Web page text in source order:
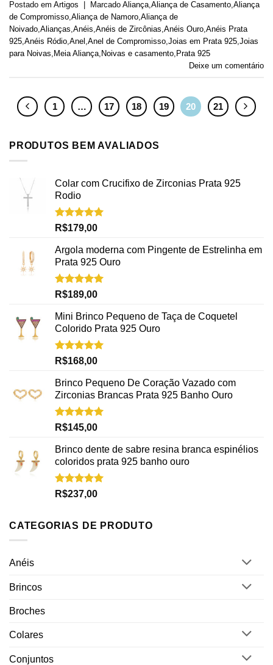
Postado em Artigos Marcado Aliança Aliança de Casamento Aliança
de Compromisso Aliança de Namoro Aliança de
Noivado Alianças Anéis Anéis de Zircônias Anéis Ouro Anéis Prata
925 Anéis Ródio Anel Anel de Compromisso Joias em Prata 925 Joias
para Noivas Meia Aliança Noivas e casamento Prata 925
Deixe um comentário
1 … 17 18 19 20 21
PRODUTOS BEM AVALIADOS
Colar com Crucifixo de Zirconias Prata 925
Rodio
Avaliação
R$179,00
Argola moderna com Pingente de Estrelinha em
Prata 925 Ouro
Avaliação
R$189,00
Mini Brinco Pequeno de Taça de Coquetel
Colorido Prata 925 Ouro
Avaliação
R$168,00
Brinco Pequeno De Coração Vazado com
Zirconias Brancas Prata 925 Banho Ouro
Avaliação
R$145,00
Brinco dente de sabre resina branca espinélios
coloridos prata 925 banho ouro
Avaliação
R$237,00
CATEGORIAS DE PRODUTO
Anéis
Brincos
Broches
Colares
Conjuntos